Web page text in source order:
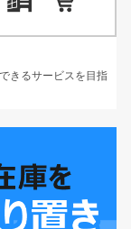
きるサービスを目指